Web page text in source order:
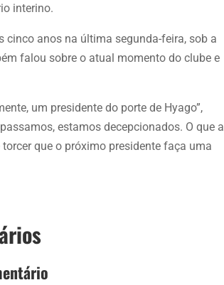
interino.
cinco anos na última segunda-feira, sob a
falou sobre o atual momento do clube e
um presidente do porte de Hyago”,
estamos decepcionados. O que a
que o próximo presidente faça uma